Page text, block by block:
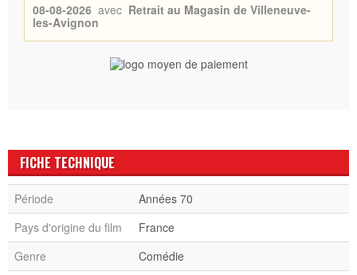
08-08-2026 avec Retrait au Magasin de Villeneuve-
les-Avignon
FICHE TECHNIQUE
Période
Années 70
Pays d'origine du film
France
Genre
Comédie